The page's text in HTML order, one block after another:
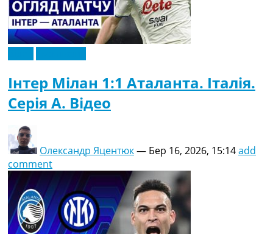
Інтер Мілан 1:1 Аталанта. Італія.
Серія A. Відео
Олександр Яцентюк— Бер 16, 2026, 15:14add
comment